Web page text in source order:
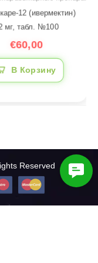
12 (ивермектин)
мг, табл. №100
€60,00
В Корзину
Reserved
C
o